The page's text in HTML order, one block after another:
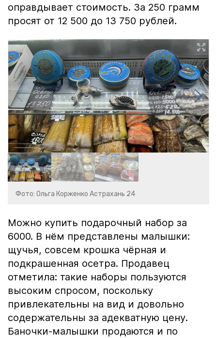
оправдывает стоимость. За 250 грамм
просят от 12 500 до 13 750 рублей.
Фото: Ольга Корженко Астрахань 24
Можно купить подарочный набор за
6000. В нём представлены малышки:
щучья, совсем крошка чёрная и
подкрашенная осетра. Продавец
отметила: такие наборы пользуются
высоким спросом, поскольку
привлекательны на вид и довольно
содержательны за адекватную цену.
Баночки-малышки продаются и по